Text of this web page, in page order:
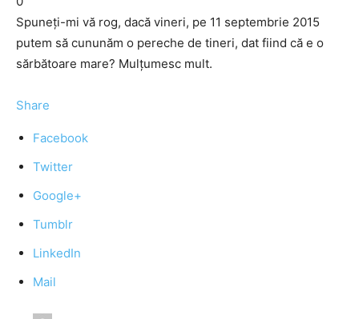
Spuneți-mi vă rog, dacă vineri, pe 11 septembrie 2015
putem să cununăm o pereche de tineri, dat fiind că e o
sărbătoare mare? Mulțumesc mult.
Share
Facebook
Twitter
Google+
Tumblr
LinkedIn
Mail